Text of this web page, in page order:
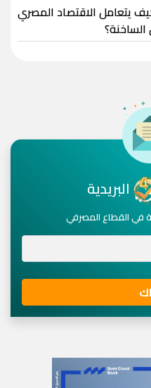
يتعامل الاقتصاد المصري
البريدية
في القطاع المصرفي